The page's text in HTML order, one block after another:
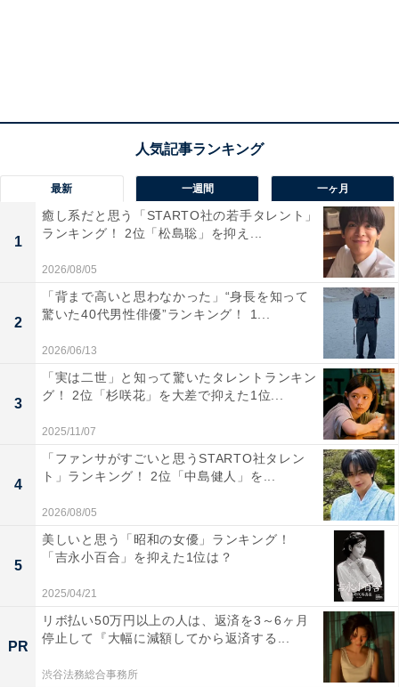
次ページ
8位までの全ランキング結果を見
こちらもおすすめ
紫式部の『源氏物語』で結婚したい「男性登場
人物」ランキング！ 2位「光源氏」、1位は？
最新 一週間 一ヶ月
1
癒し系だと思う「STARTO社の若手タレント」
ランキング！ 2位「松島聡」を抑え...
2026/08/05
2
「背まで高いと思わなかった」“身長を知って
驚いた40代男性俳優”ランキング！ 1...
2026/06/13
3
「実は二世」と知って驚いたタレントランキン
グ！ 2位「杉咲花」を大差で抑えた1位...
2025/11/07
4
「ファンサがすごいと思うSTARTO社タレン
ト」ランキング！ 2位「中島健人」を...
2026/08/05
5
美しいと思う「昭和の女優」ランキング！
「吉永小百合」を抑えた1位は？
2025/04/21
PR
リボ払い50万円以上の人は、返済を3～6ヶ月
停止して『大幅に減額してから返済する...
渋谷法務総合事務所